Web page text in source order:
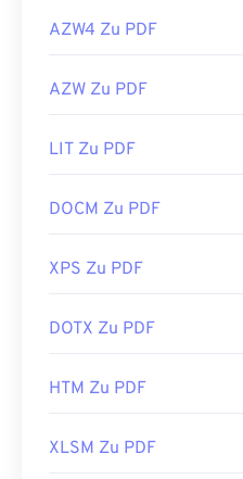
AZW4 Zu PDF
AZW Zu PDF
LIT Zu PDF
DOCM Zu PDF
XPS Zu PDF
DOTX Zu PDF
HTM Zu PDF
XLSM Zu PDF